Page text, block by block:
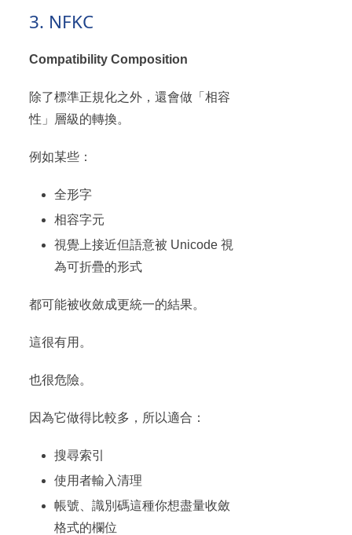
3. NFKC
Compatibility Composition
除了標準正規化之外，還會做「相容
性」層級的轉換。
例如某些：
全形字
相容字元
視覺上接近但語意被 Unicode 視
為可折疊的形式
都可能被收斂成更統一的結果。
這很有用。
也很危險。
因為它做得比較多，所以適合：
搜尋索引
使用者輸入清理
帳號、識別碼這種你想盡量收斂
格式的欄位